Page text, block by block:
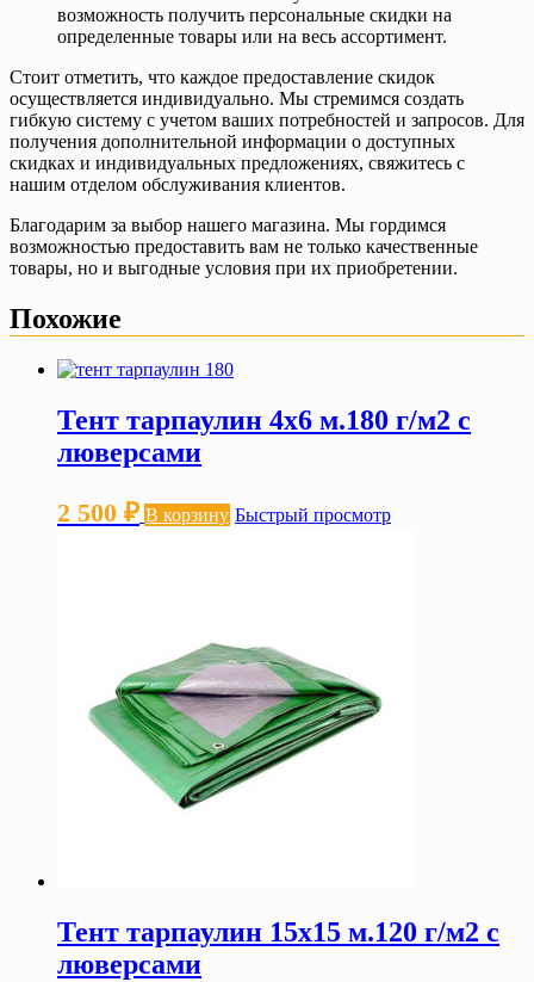
возможность получить персональные скидки на
определенные товары или на весь ассортимент.
Стоит отметить, что каждое предоставление скидок
осуществляется индивидуально. Мы стремимся создать
гибкую систему с учетом ваших потребностей и запросов. Для
получения дополнительной информации о доступных
скидках и индивидуальных предложениях, свяжитесь с
нашим отделом обслуживания клиентов.
Благодарим за выбор нашего магазина. Мы гордимся
возможностью предоставить вам не только качественные
товары, но и выгодные условия при их приобретении.
Похожие
Тент тарпаулин 4х6 м.180 г/м2 с
люверсами
2 500 ₽ В корзину Быстрый просмотр
Тент тарпаулин 15х15 м.120 г/м2 с
люверсами